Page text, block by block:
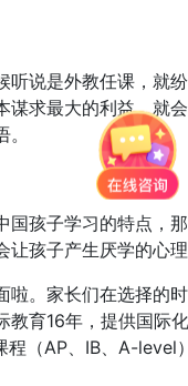
说是外教任课，就
谋求最大的利益，就
孩子学习的特点，
让孩子产生厌学的心
啦。家长们在选择的
教育16年，提供国际
程（AP、IB、A-